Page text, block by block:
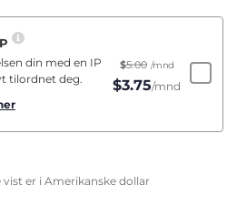
din med en IP
tilordnet deg.
$5.00 /mnd
$3.75/mnd
er i Amerikanske dollar